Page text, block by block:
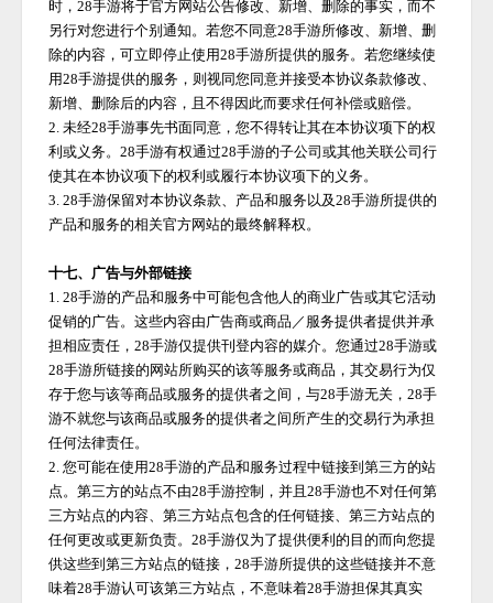
时，28手游将于官方网站公告修改、新增、删除的事实，而不
另行对您进行个别通知。若您不同意28手游所修改、新增、删
除的内容，可立即停止使用28手游所提供的服务。若您继续使
用28手游提供的服务，则视同您同意并接受本协议条款修改、
新增、删除后的内容，且不得因此而要求任何补偿或赔偿。
2. 未经28手游事先书面同意，您不得转让其在本协议项下的权
利或义务。28手游有权通过28手游的子公司或其他关联公司行
使其在本协议项下的权利或履行本协议项下的义务。
3.28手游保留对本协议条款、产品和服务以及28手游所提供的
产品和服务的相关官方网站的最终解释权。
十七、广告与外部链接
1.28手游的产品和服务中可能包含他人的商业广告或其它活动
促销的广告。这些内容由广告商或商品／服务提供者提供并承
担相应责任，28手游仅提供刊登内容的媒介。您通过28手游或
28手游所链接的网站所购买的该等服务或商品，其交易行为仅
存于您与该等商品或服务的提供者之间，与28手游无关，28手
游不就您与该商品或服务的提供者之间所产生的交易行为承担
任何法律责任。
2. 您可能在使用28手游的产品和服务过程中链接到第三方的站
点。第三方的站点不由28手游控制，并且28手游也不对任何第
三方站点的内容、第三方站点包含的任何链接、第三方站点的
任何更改或更新负责。28手游仅为了提供便利的目的而向您提
供这些到第三方站点的链接，28手游所提供的这些链接并不意
味着28手游认可该第三方站点，不意味着28手游担保其真实